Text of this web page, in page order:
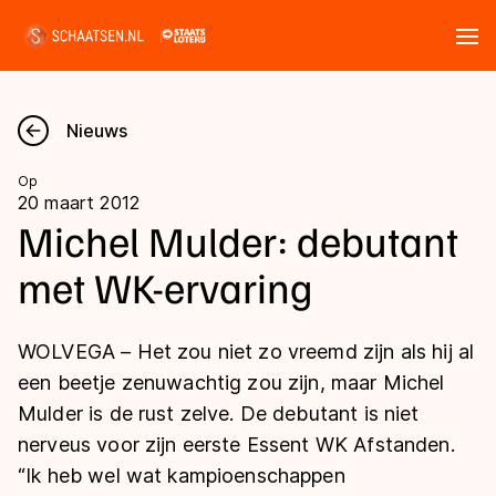
Nieuws
Kalender
Disciplines
Langebaan
Shorttrack
Inlineskaten
Uitslagen
Langebaan
Shorttrack
Marathon
Tijden & historie
Ranglijsten Langebaan
Nieuws
Op
20 maart 2012
Michel Mulder: debutant
met WK-ervaring
WOLVEGA – Het zou niet zo vreemd zijn als hij al
een beetje zenuwachtig zou zijn, maar Michel
Mulder is de rust zelve. De debutant is niet
nerveus voor zijn eerste Essent WK Afstanden.
“Ik heb wel wat kampioenschappen